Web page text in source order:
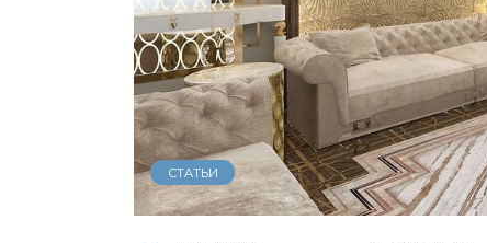
СТАТЬИ